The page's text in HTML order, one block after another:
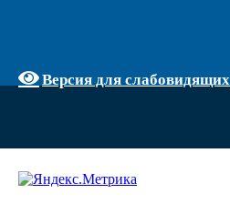
Версия для слабовидящих